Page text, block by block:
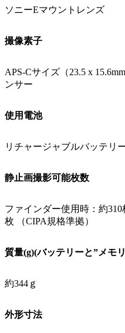
ソニーEマウントレンズ
撮像素子
APS-Cサイズ（23.5 x
ンサー
使用電池
リチャージャブルバッテリ
静止画撮影可能枚数
ファインダー使用時：約
枚 （CIPA規格準拠）
質量(g)(バッテリーと”メモ
約344ｇ
外形寸法